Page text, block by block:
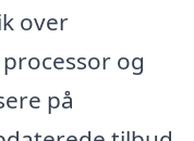
over
og
på